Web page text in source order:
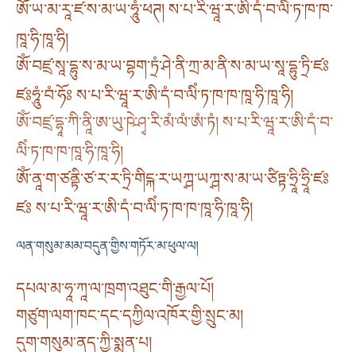
ཨོཾ་ཡ་མ་རཱ་ཛ་ས་མ་ཡ་ཧཱུཾ་ཕཊ། ས་པ་རི་ཝཱ་ར་ཨི་དཾ་བ་ལིཾ་ཏ་ཁ་ཁ་
ཁཱ་ཧི་ཁཱ་ཧི།
ཨོཾ་བཛྲ་སཱ་དྷུ་ས་མ་ཡ་བྷག་ཏྲཾ་ཤེ་ནི་ཀྲ་མ་ནི་ས་མ་ཡ་སཱ་དྷུ་ཏྲི་ཛཿ
ཛཿཧཱུཾ་བཾ་ཧོཿ ས་པ་རི་ཝཱ་ར་ཨི་དཾ་བ་ལིཾ་ཏ་ཁ་ཁ་ཁཱ་ཧི་ཁཱ་ཧི།
ཨོཾ་བཛྲ་དྷཱ་ཀི་ནཱི་ཨ་ཡུ་ཥེ་ཤྭ་རི་མཾ་ལཾ་ཨཾ་ཏཾ། ས་པ་རི་ཝཱ་ར་ཨི་དཾ་བ་
ལིཾ་ཏ་ཁ་ཁ་ཁཱ་ཧི་ཁཱ་ཧི།
ཨོཾ་ནཱ་ག་ཙནྟི་ཙ་ར་ར་ཏྲི་གིངྐ་ར་ཡཀྴ་ཡཀྴ་ས་མ་ཡ་ཙིཏྟ་ཧྲཱི་ཧྲཱི་ཛཿ
ཛཿ ས་པ་རི་ཝཱ་ར་ཨི་དཾ་བ་ལིཾ་ཏ་ཁ་ཁ་ཁཱ་ཧི་ཁཱ་ཧི།
ལན་གསུམ་མམ་བདུན་གྱིས་གཏོར་མ་ཕུལ་ལ།
དཔལ་མ་ཧཱ་ཀཱ་ལ་ཁྲག་འཐུང་གི་རྒྱལ་པོ།
གཙུག་ལག་ཁང་དང་དཀྱིལ་འཁོར་གྱི་སྲུང་མ།
དུག་གསུམ་ནད་ཀྱི་སྨན་པ།